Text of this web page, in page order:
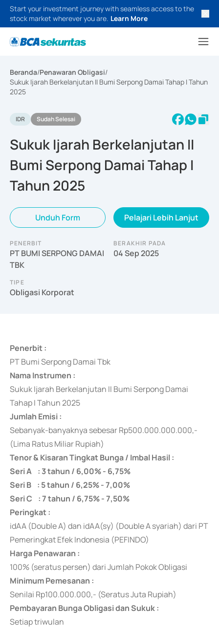
Start your investment journey with seamless access to the
stock market wherever you are. Learn More
Beranda/Penawaran Obligasi/
Sukuk Ijarah Berkelanjutan II Bumi Serpong Damai Tahap I Tahun
2025
IDR Sudah Selesai
Sukuk Ijarah Berkelanjutan II
Bumi Serpong Damai Tahap I
Tahun 2025
Unduh Form Pelajari Lebih Lanjut
PENERBIT
PT BUMI SERPONG DAMAI
TBK
BERAKHIR PADA
04 Sep 2025
TIPE
Obligasi Korporat
Penerbit :
PT Bumi Serpong Damai Tbk
Nama Instrumen :
Sukuk Ijarah Berkelanjutan II Bumi Serpong Damai
Tahap I Tahun 2025
Jumlah Emisi :
Sebanyak-banyaknya sebesar Rp500.000.000.000,-
(Lima Ratus Miliar Rupiah)
Tenor & Kisaran Tingkat Bunga / Imbal Hasil :
Seri A : 3 tahun / 6,00% - 6,75%
Seri B : 5 tahun / 6,25% - 7,00%
Seri C : 7 tahun / 6,75% - 7,50%
Peringkat :
idAA (Double A) dan idAA(sy) (Double A syariah) dari PT
Pemeringkat Efek Indonesia (PEFINDO)
Harga Penawaran :
100% (seratus persen) dari Jumlah Pokok Obligasi
Minimum Pemesanan :
Senilai Rp100.000.000,- (Seratus Juta Rupiah)
Pembayaran Bunga Obligasi dan Sukuk :
Setiap triwulan